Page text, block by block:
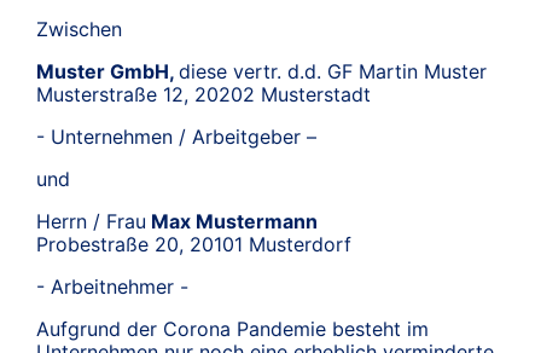
Zwischen
Muster GmbH, diese vertr. d.d. GF Martin Muster
Musterstraße 12, 20202 Musterstadt
- Unternehmen / Arbeitgeber –
und
Herrn / Frau Max Mustermann
Probestraße 20, 20101 Musterdorf
- Arbeitnehmer -
Aufgrund der Corona Pandemie besteht im